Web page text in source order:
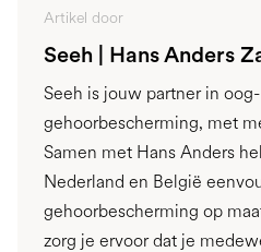
Gehoorbescherming op maat
demping en draagcomfort.
Artikel door
Seeh | Hans Anders
Seeh is jouw partner in
gehoorbescherming, met
Samen met Hans Anders
Nederland en België
gehoorbescherming op
zorg je ervoor dat je